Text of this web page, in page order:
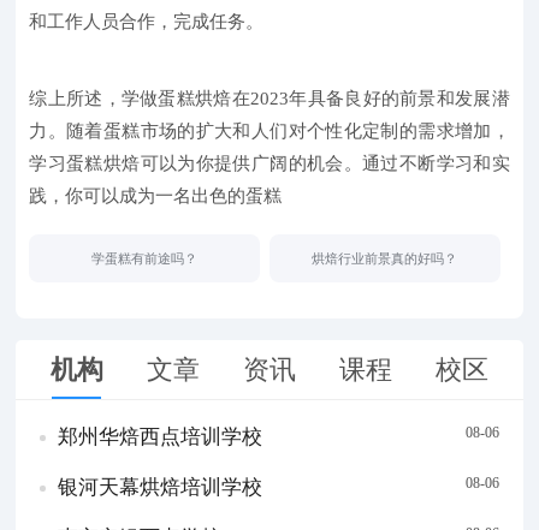
和工作人员合作，完成任务。
综上所述，学做蛋糕烘焙在2023年具备良好的前景和发展潜
力。随着蛋糕市场的扩大和人们对个性化定制的需求增加，
学习蛋糕烘焙可以为你提供广阔的机会。通过不断学习和实
践，你可以成为一名出色的蛋糕
学蛋糕有前途吗？ 烘焙行业前景真的好吗？
机构 文章 资讯 课程 校区
郑州华焙西点培训学校 08-06
银河天幕烘焙培训学校 08-06